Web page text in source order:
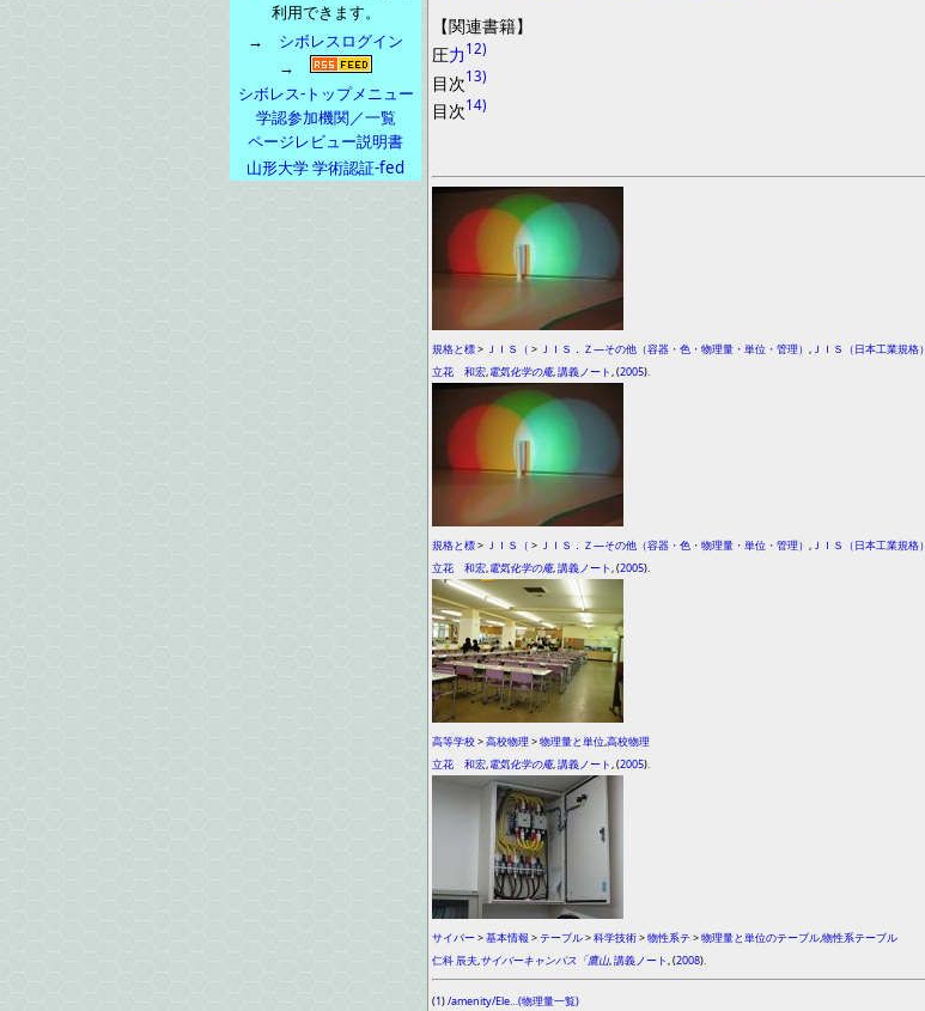
利用できます。
→ シボレスログイン
→
シボレス-トップメニュー
学認参加機関／一覧
ページレビュー説明書
山形大学 学術認証-fed
【関連書籍】
圧力 12)
目次13)
目次14)
規格と標> ＪＩＳ（ > ＪＩＳ．Ｚ―その他（容器・色・物理量・単位・管理） , ＪＩＳ（日本工業規格）
立花 和宏,電気化学の庵,講義ノート, (2005).
規格と標> ＪＩＳ（ > ＪＩＳ．Ｚ―その他（容器・色・物理量・単位・管理） , ＪＩＳ（日本工業規格）
立花 和宏,電気化学の庵,講義ノート, (2005).
高等学校>高校物理>物理量と単位,高校物理
立花 和宏,電気化学の庵,講義ノート, (2005).
サイバー>基本情報 >テーブル>科学技術>物性系テ>物理量と単位のテーブル,物性系テーブル
仁科 辰夫,サイバーキャンパス「鷹山,講義ノート, (2008).
(1)/amenity/Ele…(物理量一覧)